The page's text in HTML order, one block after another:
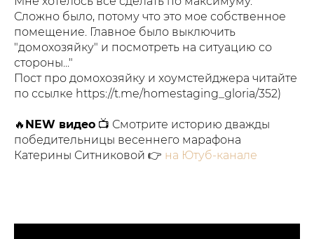
Сложно было, потому что это мое собственное
помещение. Главное было выключить
"домохозяйку" и посмотреть на ситуацию со
стороны..."
Пост про домохозяйку и хоумстейджера читайте
по ссылке https://t.me/homestaging_gloria/352)
🔥 NEW видео 📺 Смотрите историю дважды
победительницы весеннего марафона
Катерины Ситниковой 👉 на Ютуб-канале